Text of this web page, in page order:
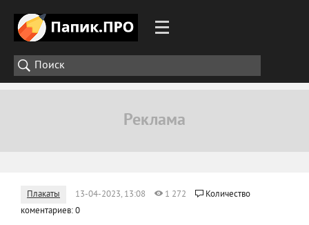
Плакаты 13-04-2023, 13:08 1 272
Количество
коментариев: 0